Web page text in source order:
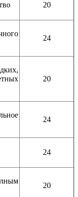
20
24
20
24
24
20